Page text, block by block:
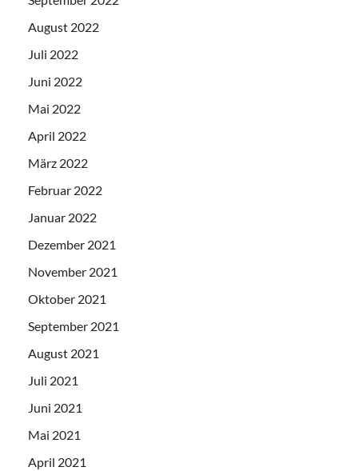
August 2022
Juli 2022
Juni 2022
Mai 2022
April 2022
März 2022
Februar 2022
Januar 2022
Dezember 2021
November 2021
Oktober 2021
September 2021
August 2021
Juli 2021
Juni 2021
Mai 2021
April 2021